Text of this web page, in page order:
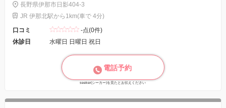
長野県伊那市日影404-3
JR 伊那北駅から1km(車で 4分)
口コミ
-点(0件)
休診日
水曜日 日曜日 祝日
電話予約
seeker(シーカー)を見たとお伝えください